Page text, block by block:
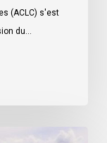
(ACLC) s'est
du…